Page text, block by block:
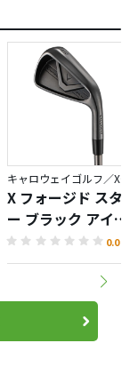
X フォージド スタ
ー ブラック アイア
ン
0.0